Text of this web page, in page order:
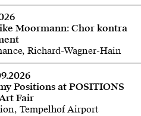
Moormann: Chor kontra
Richard-Wagner-Hain
Positions at POSITIONS
Fair
Tempelhof Airport